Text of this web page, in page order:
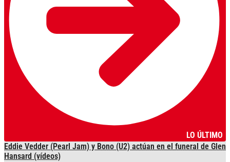
LO ÚLTIMO
Eddie Vedder (Pearl Jam) y Bono (U2) actúan en el funeral de Glen
Hansard (vídeos)